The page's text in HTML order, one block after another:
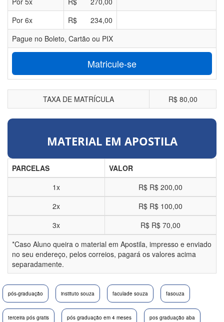
Por 6x R$
234,00
Pague no Boleto, Cartão ou PIX
Matricule-se
TAXA DE MATRÍCULA R$ 80,00
MATERIAL EM APOSTILA
PARCELAS
VALOR
1x
R$ R$ 200,00
2x
R$ R$ 100,00
3x
R$ R$ 70,00
*Caso Aluno queira o material em Apostila, impresso e enviado
no seu endereço, pelos correios, pagará os valores acima
separadamente.
pós-graduação instituto souza faculade souza fasouza
terceira pós gratis pós graduação em 4 meses pos graduação aba